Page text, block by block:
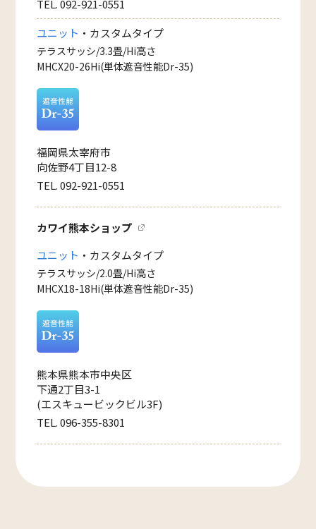
TEL. 092-921-0551
ユニット ・カスタムタイプ
テラスサッシ/3.3畳/Hi高さ
MHCX20-26Hi(単体遮音性能Dr-35)
福岡県太宰府市
向佐野4丁目12-8
TEL. 092-921-0551
カワイ熊本ショップ
ユニット ・カスタムタイプ
テラスサッシ/2.0畳/Hi高さ
MHCX18-18Hi(単体遮音性能Dr-35)
熊本県熊本市中央区
下通2丁目3-1
(エスキュービックビル3F)
TEL. 096-355-8301